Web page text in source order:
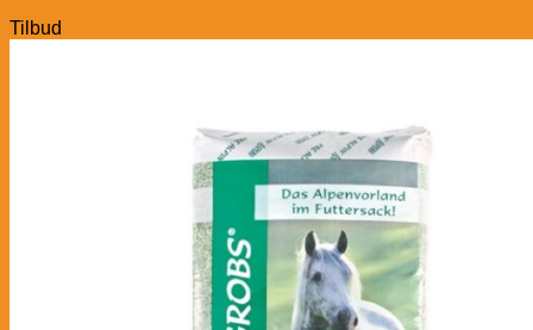
Tilbud